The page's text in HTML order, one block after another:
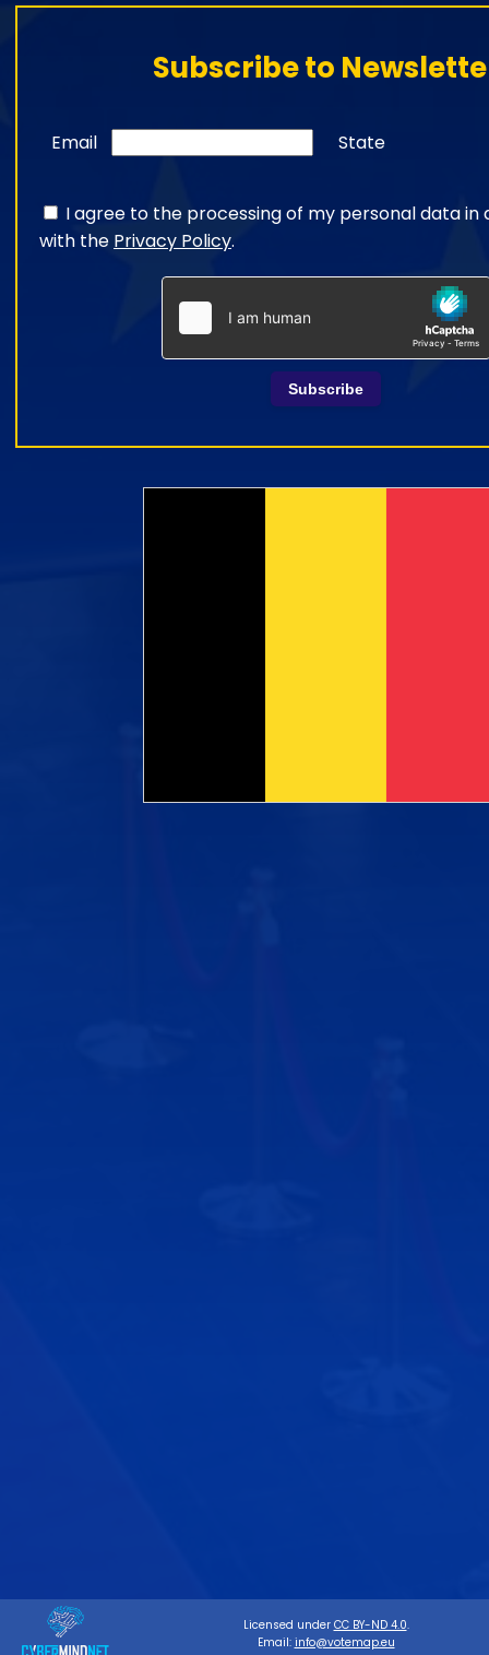
Subscribe to
Email State
I agree to the processing of my personal data in
with the Privacy Policy.
Subscribe
Licensed under CC BY-ND 4.0.
Email: info@votemap.eu